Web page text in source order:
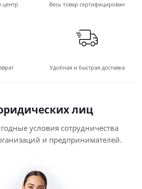
центр Весь товар сертифицирован
Удобная и быстрая доставка
лиц
условия сотрудничества
и предпринимателей.